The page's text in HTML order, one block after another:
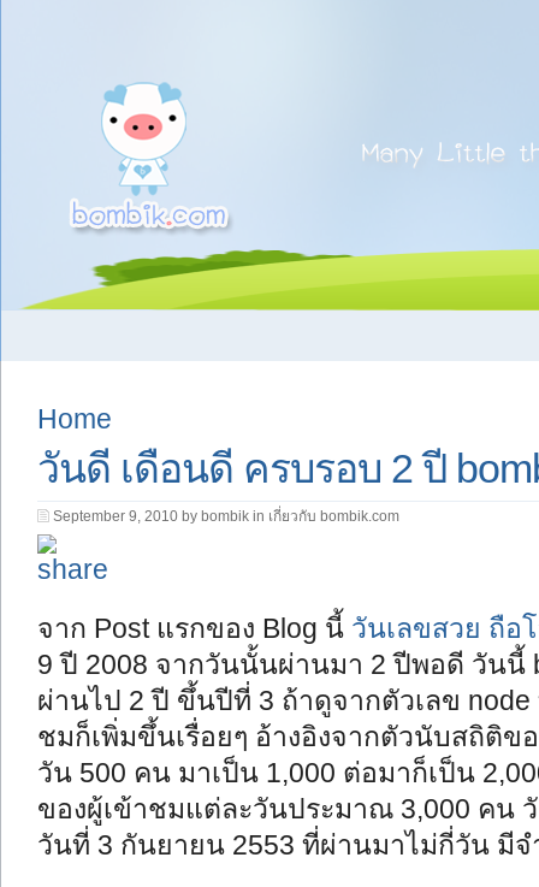
Home
วันดี เดือนดี ครบรอบ 2 ปี
September 9, 2010 by bombik in เกี่ยวกับ bombik.com
จาก Post แรกของ Blog นี้ วันเลขสวย ถือ
9 ปี 2008 จากวันนั้นผ่านมา 2 ปีพอดี วันนี้
ผ่านไป 2 ปี ขึ้นปีที่ 3 ถ้าดูจากตัวเลข
ชมก็เพิ่มขึ้นเรื่อยๆ อ้างอิงจากตัวนับสถิติ
วัน 500 คน มาเป็น 1,000 ต่อมาก็เป็น
ของผู้เข้าชมแต่ละวันประมาณ 3,000 คน
วันที่ 3 กันยายน 2553 ที่ผ่านมาไม่กี่วัน มีจ